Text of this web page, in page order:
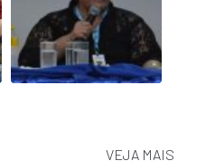
VEJA MAIS